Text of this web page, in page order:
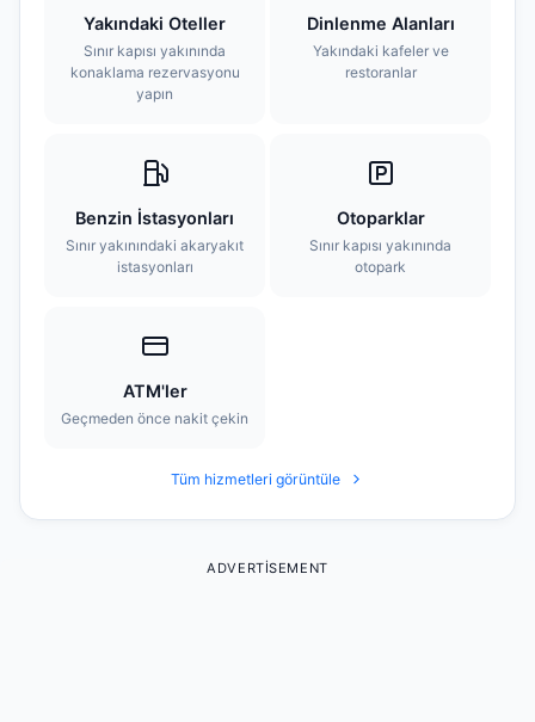
Yakındaki Oteller
Sınır kapısı yakınında
konaklama rezervasyonu
yapın
Dinlenme Alanları
Yakındaki kafeler ve
restoranlar
Benzin İstasyonları
Sınır yakınındaki akaryakıt
istasyonları
Otoparklar
Sınır kapısı yakınında
otopark
ATM'ler
Geçmeden önce nakit çekin
Tüm hizmetleri görüntüle
ADVERTISEMENT